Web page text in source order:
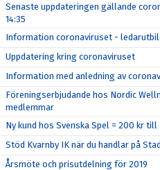
Senaste uppdateringen gällande
14:35
Information coronaviruset -
Uppdatering kring coronaviruset
Information med anledning av
Föreningserbjudande hos Nordic
medlemmar
Ny kund hos Svenska Spel = 200 kr till
Stöd Kvarnby IK när du handlar på
Årsmöte och prisutdelning för 2019